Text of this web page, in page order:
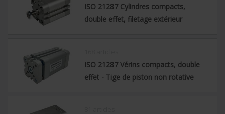
ISO 21287 Cylindres compacts,
double effet, filetage extérieur
ISO 21287 Vérins compacts, double
effet - Tige de piston non rotative